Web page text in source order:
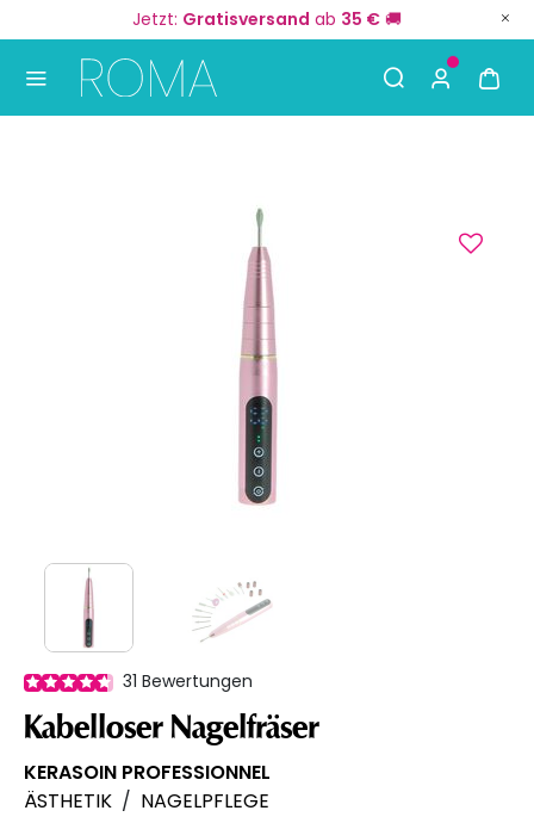
Jetzt: Gratisversand ab 35 € 🚚
31 Bewertungen
Kabelloser Nagelfräser
KERASOIN PROFESSIONNEL
ÄSTHETIK / NAGELPFLEGE